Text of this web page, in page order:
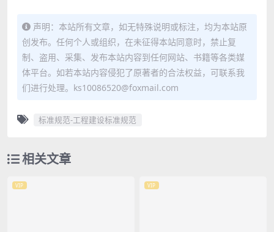
声明：本站所有文章，如无特殊说明或标注，均为本站原
创发布。任何个人或组织，在未征得本站同意时，禁止复
制、盗用、采集、发布本站内容到任何网站、书籍等各类媒
体平台。如若本站内容侵犯了原著者的合法权益，可联系我
们进行处理。ks10086520@foxmail.com
标准规范-工程建设标准规范
相关文章
VIP VIP